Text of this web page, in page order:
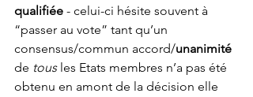
qualifiée - celui-ci hésite souvent à
“passer au vote” tant qu’un
consensus/commun accord/unanimité
de tous les Etats membres n’a pas été
obtenu en amont de la décision elle